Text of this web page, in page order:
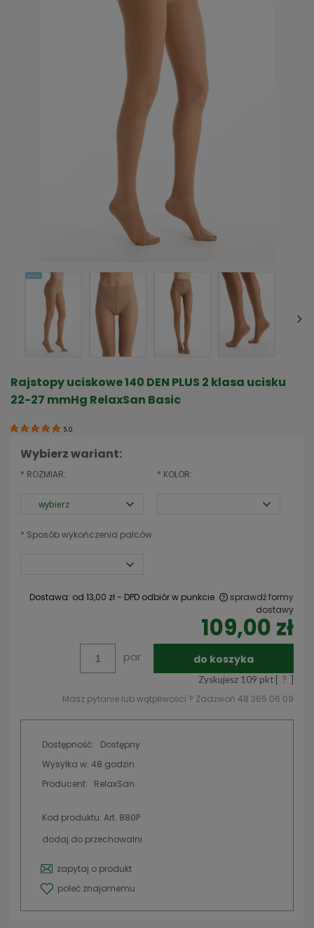
Rajstopy uciskowe 140 DEN PLUS 2 klasa ucisku
22-27 mmHg RelaxSan Basic
5.0
Wybierz wariant:
* ROZMIAR: * KOLOR:
* Sposób wykończenia palców:
Dostawa: od 13,00 zł- DPD odbiór w punkcie
Cena nie zawiera ewentualnych kosztów płatności
sprawdź formy
dostawy
109,00 zł
par do koszyka
Zyskujesz 109 pkt [ ? ]
Masz pytanie lub wątpliwości ? Zadzwoń 48 365 06 09
Dostępność:
Dostępny
Wysyłka w: 48 godzin
Producent:
RelaxSan
Kod produktu: Art. 880P
dodaj do przechowalni
zapytaj o produkt
poleć znajomemu